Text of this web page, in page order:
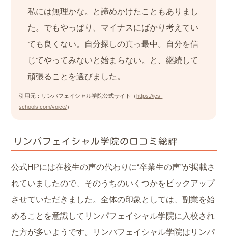
私には無理かな。と諦めかけたこともありまし
た。でもやっぱり、マイナスにばかり考えてい
ても良くない。自分探しの真っ最中。自分を信
じてやってみないと始まらない。と、継続して
頑張ることを選びました。
引用元：リンパフェイシャル学院公式サイト（https://jcs-
schools.com/voice/）
リンパフェイシャル学院の口コミ総評
公式HPには在校生の声の代わりに“卒業生の声”が掲載さ
れていましたので、そのうちのいくつかをピックアップ
させていただきました。全体の印象としては、副業を始
めることを意識してリンパフェイシャル学院に入校され
た方が多いようです。リンパフェイシャル学院はリンパ